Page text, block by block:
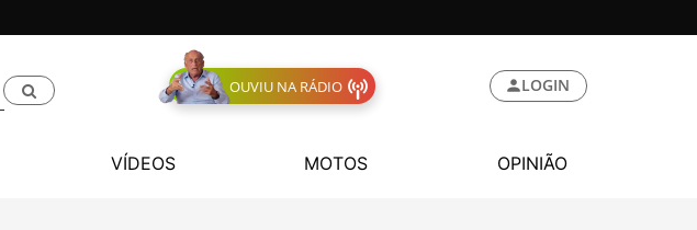
OUVIU NA RÁDIO LOGIN
VÍDEOS MOTOS OPINIÃO